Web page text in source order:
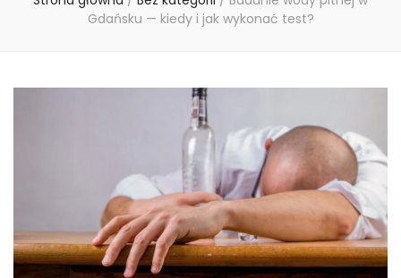
Gdańsku — kiedy i jak wykonać test?